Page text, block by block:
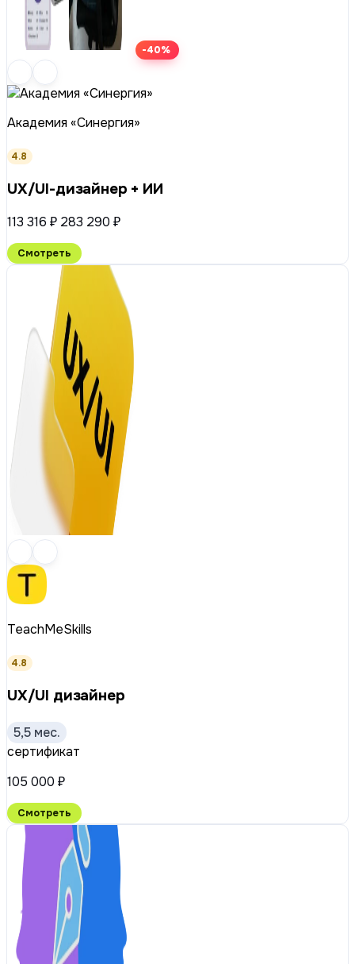
-40%
Академия «Синергия»
4.8
UX/UI-дизайнер + ИИ
113 316 ₽ 283 290 ₽
Смотреть
TeachMeSkills
4.8
UX/UI дизайнер
5,5 мес.
сертификат
105 000 ₽
Смотреть